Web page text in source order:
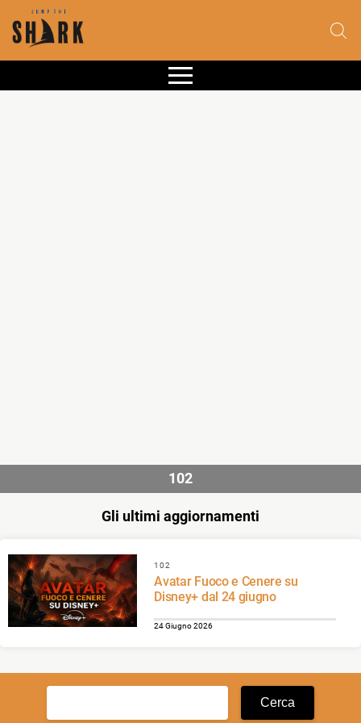
102
Gli ultimi aggiornamenti
102
Avatar Fuoco e Cenere su
Disney+ dal 24 giugno
24 Giugno 2026
Ricerca